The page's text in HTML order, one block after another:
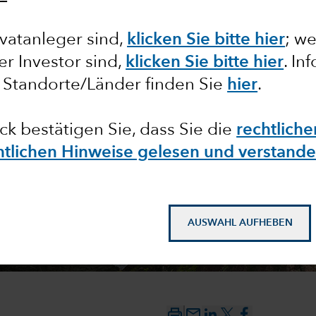
sind, klicken Sie bitte hier;
Investor sind, klicken Sie bitte hier.
Länder finden Sie hier.
bestätigen Sie, dass Sie die
Hinweise gelesen und
AUSWAHL AUFHEBEN
2026
Einblicke in die